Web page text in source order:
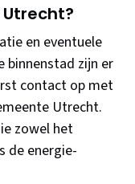
en eventuele
binnenstad zijn er
contact op met
Utrecht.
zowel het
de energie-